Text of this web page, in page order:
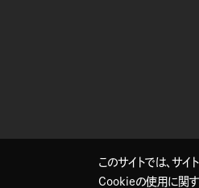
このサイトでは、サ
Cookieの使用に関